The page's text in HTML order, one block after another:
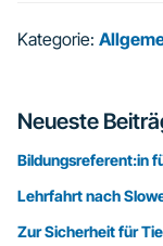
Kategorie:
Seitenspalte
Neueste
Bildungsreferent:in
Lehrfahrt nach
Zur Sicherheit für